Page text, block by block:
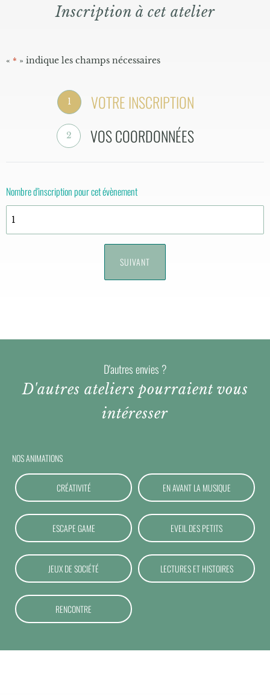
Inscription à cet atelier
« * » indique les champs nécessaires
1 VOTRE INSCRIPTION
2 VOS COORDONNÉES
Nombre d'inscription pour cet évènement
D'autres envies ?
D'autres ateliers pourraient vous
intéresser
NOS ANIMATIONS
CRÉATIVITÉ EN AVANT LA MUSIQUE
ESCAPE GAME EVEIL DES PETITS
JEUX DE SOCIÉTÉ LECTURES ET HISTOIRES
RENCONTRE